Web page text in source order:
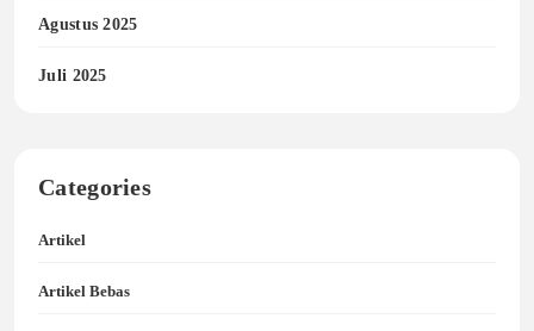
Agustus 2025
Juli 2025
Categories
Artikel
Artikel Bebas